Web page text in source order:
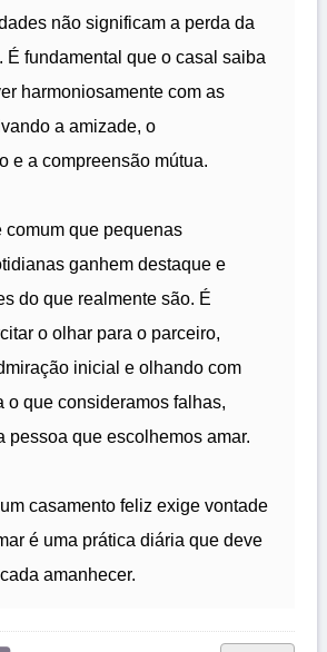
não significam a perda da
É fundamental que o casal saiba
harmoniosamente com as
a amizade, o
e a compreensão mútua.
comum que pequenas
ganhem destaque e
do que realmente são. É
o olhar para o parceiro,
inicial e olhando com
o que consideramos falhas,
pessoa que escolhemos amar.
casamento feliz exige vontade
é uma prática diária que deve
amanhecer.